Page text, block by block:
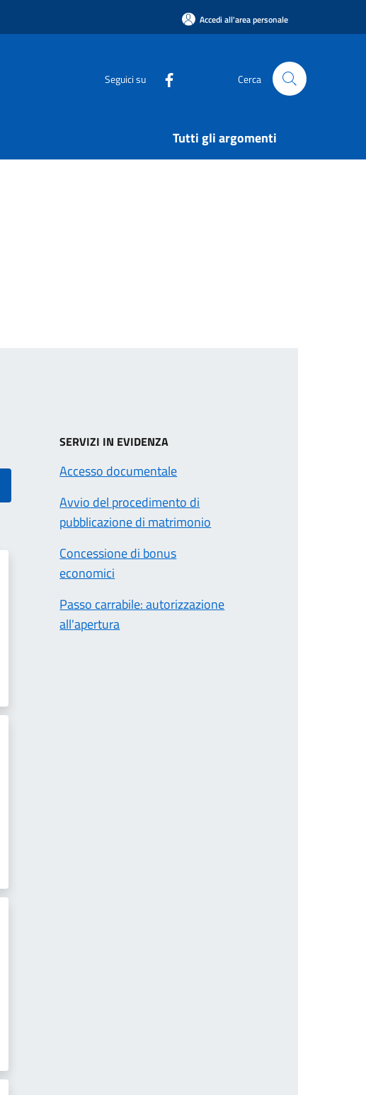
Accedi all'area personale
Seguici su Cerca
Tutti gli argomenti
SERVIZI IN EVIDENZA
Accesso documentale
Avvio del procedimento di
pubblicazione di matrimonio
Concessione di bonus
economici
Passo carrabile: autorizzazione
all'apertura